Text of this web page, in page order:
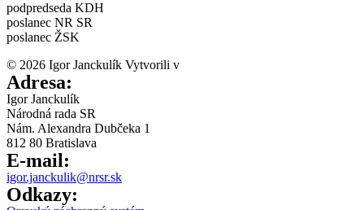
podpredseda KDH
poslanec NR SR
poslanec ŽSK
© 2026 Igor Janckulík Vytvorili v
Adresa:
Igor Janckulík
Národná rada SR
Nám. Alexandra Dubčeka 1
812 80 Bratislava
E-mail:
igor.janckulik@nrsr.sk
Odkazy: